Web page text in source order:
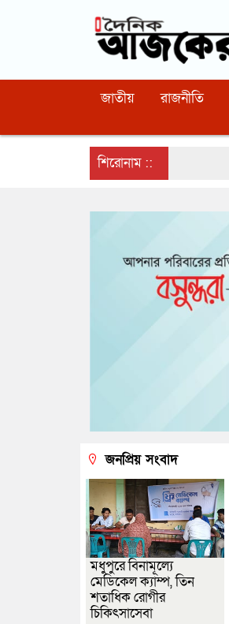
জাতীয় রাজনীতি
শিরোনাম ::
জনপ্রিয় সংবাদ
মধুপুরে বিনামূল্যে
মেডিকেল ক্যাম্প, তিন
শতাধিক রোগীর
চিকিৎসাসেবা